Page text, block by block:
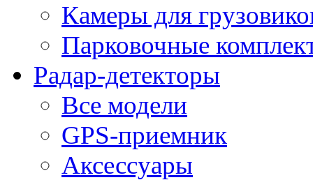
Камеры для
Парковочные
Радар-детекторы
Все модели
GPS-приемник
Аксессуары